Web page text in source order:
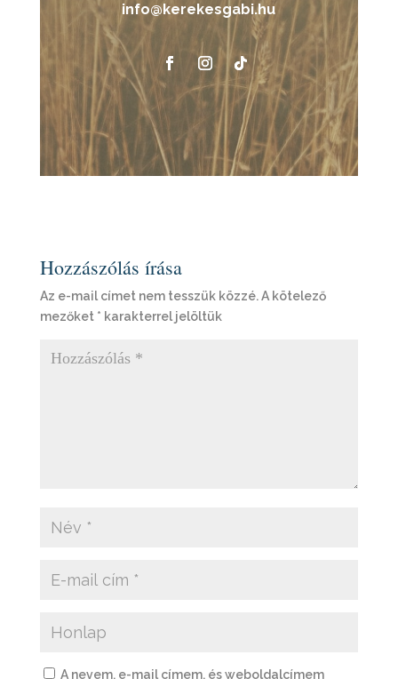
info@kerekesgabi.hu
Hozzászólás írása
Az e-mail címet nem tesszük közzé. A kötelező
mezőket * karakterrel jelöltük
A nevem, e-mail címem, és weboldalcímem